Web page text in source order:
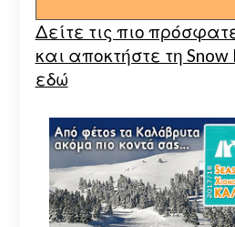
Δείτε τις πιο
και αποκτήστε τη Snow
εδώ